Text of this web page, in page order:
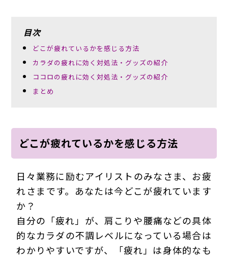
目次
どこが疲れているかを感じる方法
カラダの疲れに効く対処法・グッズの紹介
ココロの疲れに効く対処法・グッズの紹介
まとめ
どこが疲れているかを感じる方法
日々業務に励むアイリストのみなさま、お疲
れさまです。あなたは今どこが疲れています
か？
自分の「疲れ」が、肩こりや腰痛などの具体
的なカラダの不調レベルになっている場合は
わかりやすいですが、「疲れ」は身体的なも